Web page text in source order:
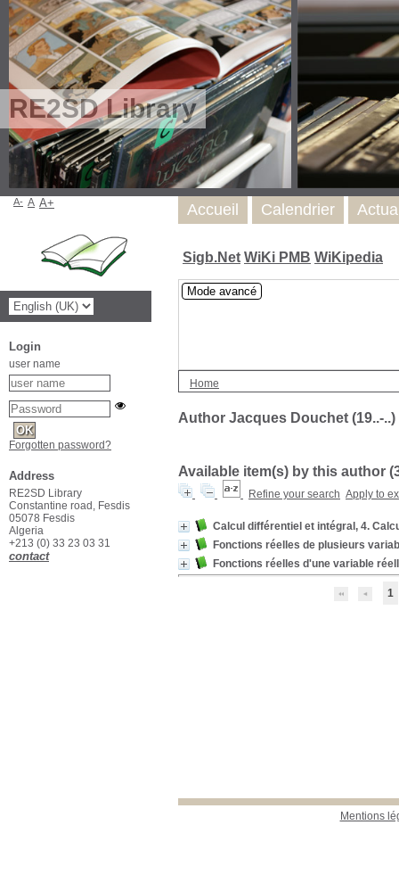
RE2SD Library
Sigb.Net WiKi PMB WiKipedia
Mode avancé
Home
Author Jacques Douchet (19..-..)
Available item(s) by this author (
Refine your search Apply to
Calcul différentiel et intégral, 4.
Fonctions réelles de plusieurs
Fonctions réelles d'une variable
1
Mentions
Accueil Calendrier
A- A A+
Login
user name
Forgotten password?
Address
RE2SD Library
Constantine road, Fesdis
05078 Fesdis
Algeria
+213 (0) 33 23 03 31
contact